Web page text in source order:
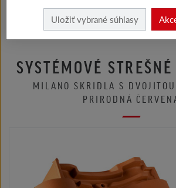
SYSTÉMOVÉ
MILANO SKRIDLA S
PRIRODNÁ
Uložiť vybrané súhlasy